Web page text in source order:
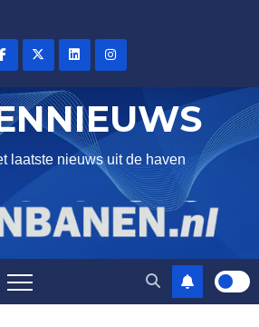
laatste nieuws uit de haven